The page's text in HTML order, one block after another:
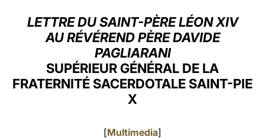
العربيّة
LATINE
LETTRE DU SAINT-PÈRE LÉON XIV
AU RÉVÉREND PÈRE DAVIDE
PAGLIARANI
SUPÉRIEUR GÉNÉRAL DE LA
FRATERNITÉ SACERDOTALE SAINT-PIE
X
[Multimedia]